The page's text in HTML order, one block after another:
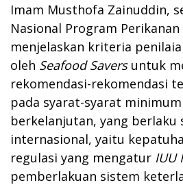
Imam Musthofa Zainuddin,
Nasional Program Perikanan
menjelaskan kriteria
oleh Seafood Saversuntuk
rekomendasi-rekomendasi
pada syarat-syarat
berkelanjutan, yang berlaku
internasional, yaitu
regulasi yang mengatur IUU
pemberlakuan sistem